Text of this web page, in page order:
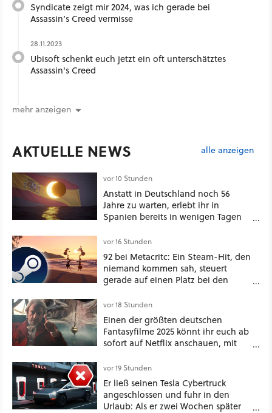
Syndicate zeigt mir 2024, was ich gerade bei
Assassin’s Creed vermisse
28.11.2023
Ubisoft schenkt euch jetzt ein oft unterschätztes
Assassin's Creed
mehr anzeigen
AKTUELLE NEWS alle anzeigen
vor 10 Stunden
Anstatt in Deutschland noch 56
Jahre zu warten, erlebt ihr in
Spanien bereits in wenigen Tagen
vor 16 Stunden
92 bei Metacritc: Ein Steam-Hit, den
niemand kommen sah, steuert
gerade auf einen Platz bei den
vor 18 Stunden
Einen der größten deutschen
Fantasyfilme 2025 könnt ihr euch ab
sofort auf Netflix anschauen, mit
vor 19 Stunden
Er ließ seinen Tesla Cybertruck
angeschlossen und fuhr in den
Urlaub: Als er zwei Wochen später